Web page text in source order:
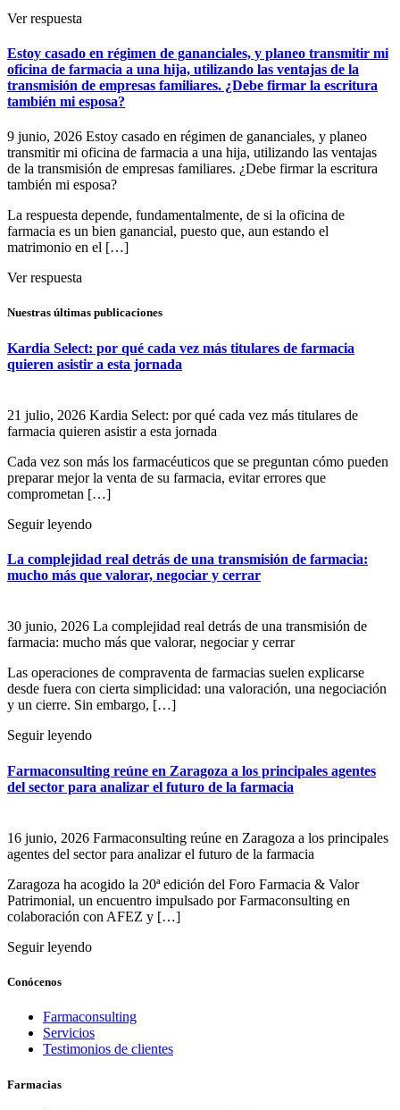
Ver respuesta
Estoy casado en régimen de gananciales, y planeo transmitir mi
oficina de farmacia a una hija, utilizando las ventajas de la
transmisión de empresas familiares. ¿Debe firmar la escritura
también mi esposa?
9 junio, 2026 Estoy casado en régimen de gananciales, y planeo
transmitir mi oficina de farmacia a una hija, utilizando las ventajas
de la transmisión de empresas familiares. ¿Debe firmar la escritura
también mi esposa?
La respuesta depende, fundamentalmente, de si la oficina de
farmacia es un bien ganancial, puesto que, aun estando el
matrimonio en el […]
Ver respuesta
Nuestras últimas publicaciones
Kardia Select: por qué cada vez más titulares de farmacia
quieren asistir a esta jornada
21 julio, 2026 Kardia Select: por qué cada vez más titulares de
farmacia quieren asistir a esta jornada
Cada vez son más los farmacéuticos que se preguntan cómo pueden
preparar mejor la venta de su farmacia, evitar errores que
comprometan […]
Seguir leyendo
La complejidad real detrás de una transmisión de farmacia:
mucho más que valorar, negociar y cerrar
30 junio, 2026 La complejidad real detrás de una transmisión de
farmacia: mucho más que valorar, negociar y cerrar
Las operaciones de compraventa de farmacias suelen explicarse
desde fuera con cierta simplicidad: una valoración, una negociación
y un cierre. Sin embargo, […]
Seguir leyendo
Farmaconsulting reúne en Zaragoza a los principales agentes
del sector para analizar el futuro de la farmacia
16 junio, 2026 Farmaconsulting reúne en Zaragoza a los principales
agentes del sector para analizar el futuro de la farmacia
Zaragoza ha acogido la 20ª edición del Foro Farmacia & Valor
Patrimonial, un encuentro impulsado por Farmaconsulting en
colaboración con AFEZ y […]
Seguir leyendo
Conócenos
Farmaconsulting
Servicios
Testimonios de clientes
Farmacias